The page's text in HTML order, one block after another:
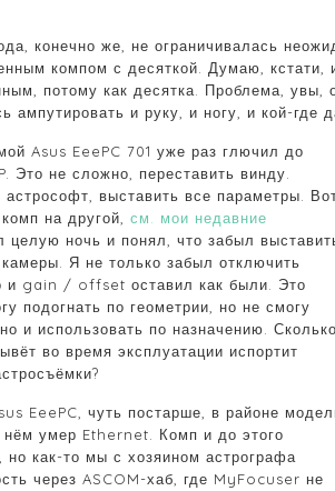
конечно же, не ограничивалась
компом с десяткой. Думаю, кстати,
потому как десятка. Проблема, увы,
ампутировать и руку, и ногу, и кой-где
Asus EeePC 701 уже раз глючил до
Это не сложно, переставить винду.
выставить все параметры.
на другой, см. мои недавние
целую ночь и понял, что забыл
Я не только забыл отключить
и gain / offset оставил как были. Это
подогнать по геометрии, но не смогу
и использовать по назначению. Сколько
во время эксплуатации испортит
EeePC, чуть постарше, в районе
нём умер Ethernet. Комп и до этого
но как-то мы с хозяином астрографа
через ASCOM-хаб, где MyFocuser не